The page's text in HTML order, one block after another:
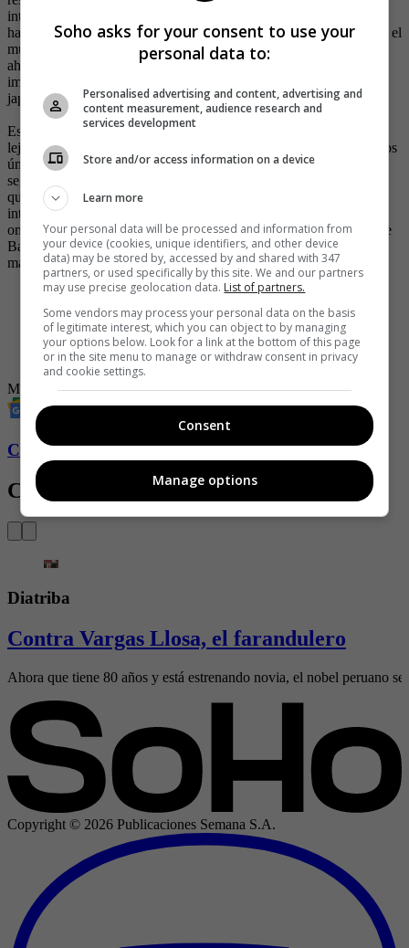
interpretar a su manera la posmodernidad. No es la primera que lo
hace. La locura está por fuera de su cuerpo. La locura chapotea en el
mundo y las pantallas reflejan esa locura: es la única realidad y
ahora sabemos que existe porque la vemos. Antes uno podía
imaginar que un caballo de granja se fornicaba a una colegiala
japonesa. Hoy, además, podemos verlo.
Ese es el mundo al que ella se dirige con paso seguro y mirada
lejana, caminando hacia la gloria, y serán ese mundo y el tiempo los
únicos que podrán demoler su fuerza (y lo harán), su imperiosa
seguridad, porque son mucho más sinuosos y perseverantes de lo
que ella cree y de lo que conoce; pero armada de gestos eróticos,
interrogando al porvenir con su pubis angelical hacia adelante y el
ombligo al aire, llegará mucho más lejos que con su carita tierna de
Barbie. Porque el mundo suele ser menos cruel con las mujeres
malas.
-La razón por la que Miley Cyrus tuvo que retirarse del
escenario del Movistar Arena en Bogotá a vomitar
-Miley Cyrus sorprende a los colombianos mostrando sus
nalgas
Miley Cyrus
Conozca más de Soho aquí
Contenido Relacionado
Diatriba
Contra Vargas Llosa, el farandulero
Ahora que tiene 80 años y está estrenando novia, el nobel peruano
Copyright © 2026 Publicaciones Semana S.A.
Soho asks for your consent to use your
personal data to:
Personalised advertising and content, advertising and
content measurement, audience research and
services development
Store and/or access information on a device
Learn more
Your personal data will be processed and information from
your device (cookies, unique identifiers, and other device
data) may be stored by, accessed by and shared with 347
partners, or used specifically by this site. We and our partners
may use precise geolocation data. List of partners.
Some vendors may process your personal data on the basis
of legitimate interest, which you can object to by managing
your options below. Look for a link at the bottom of this page
or in the site menu to manage or withdraw consent in privacy
and cookie settings.
Consent
Manage options